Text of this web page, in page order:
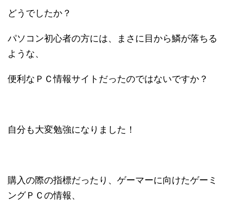
どうでしたか？
パソコン初心者の方には、まさに目から鱗が落ちる
ような、
便利なＰＣ情報サイトだったのではないですか？
自分も大変勉強になりました！
購入の際の指標だったり、ゲーマーに向けたゲーミ
ングＰＣの情報、